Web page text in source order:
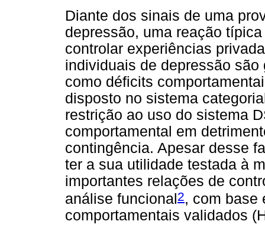
Diante dos sinais de uma
depressão, uma reação
controlar experiências
individuais de depressão
como déficits
disposto no sistema
restrição ao uso do sistema
comportamental em
contingência. Apesar desse
ter a sua utilidade testada à
importantes relações de
análise funcional 2, com base
comportamentais validados